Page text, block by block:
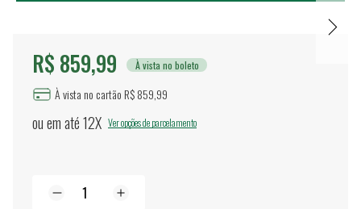
R$ 859,99 À vista no boleto
À vista no cartão R$ 859,99
ou em até12X Ver opções de parcelamento